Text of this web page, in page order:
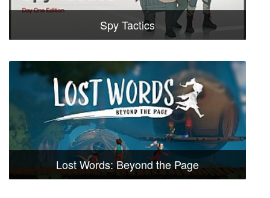
Spy Tactics
Lost Words: Beyond the Page